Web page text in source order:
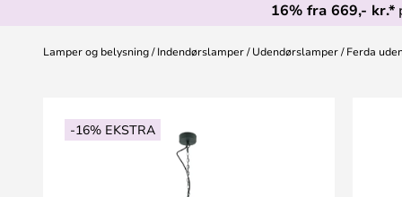
16% fra 669,- kr.*
Lamper og belysning Indendørslamper Udendørslamper Ferda
-16% EKSTRA